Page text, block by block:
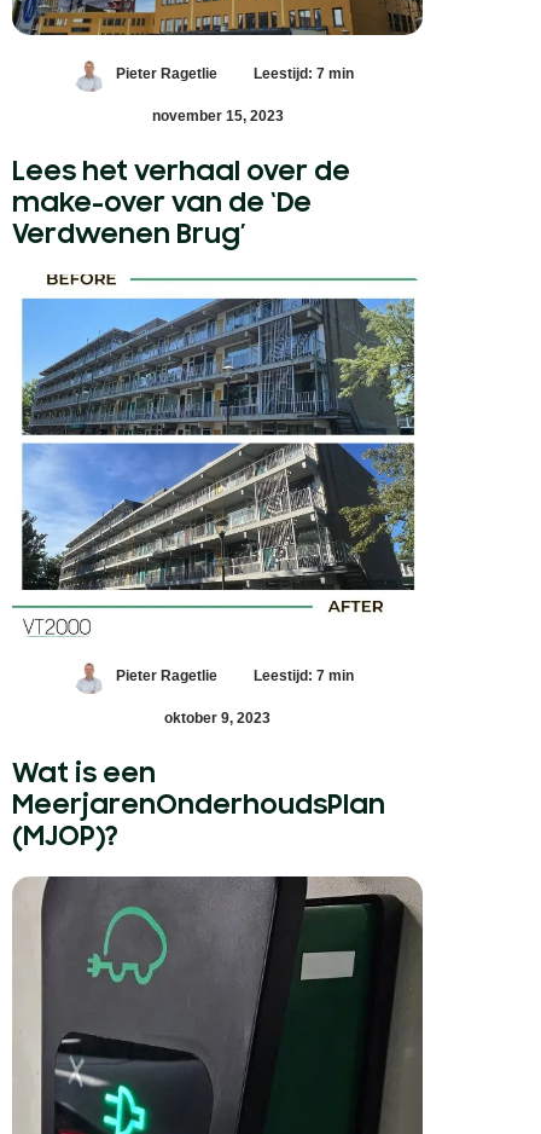
Pieter Ragetlie Leestijd: 7 min
november 15, 2023
Lees het verhaal over de
make-over van de ‘De
Verdwenen Brug’
Pieter Ragetlie Leestijd: 7 min
oktober 9, 2023
Wat is een
MeerjarenOnderhoudsPlan
(MJOP)?